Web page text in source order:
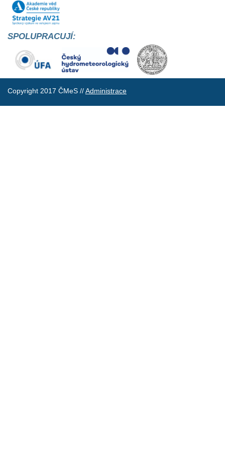
SPOLUPRACUJÍ:
Copyright 2017 ČMeS //Administrace